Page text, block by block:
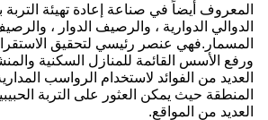
المعروف أيضاً في صناعة إعادة تهيئة
الدوالي الدوارية ، والرصيف الدوار ،
المسمار.فهي عنصر رئيسي لتحقيق
ورفع الأسس القائمة للمنازل السكنية
العديد من الفوائد لاستخدام الرواسب
المنطقة حيث يمكن العثور على التربة
العديد من المواقع.